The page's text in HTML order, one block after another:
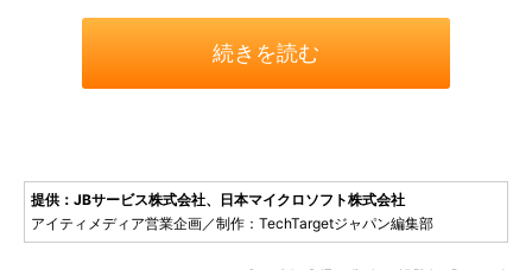
続きを読む
提供：JBサービス株式会社、日本マイクロソフト株式会社
アイティメディア営業企画／制作：TechTargetジャパン編集部